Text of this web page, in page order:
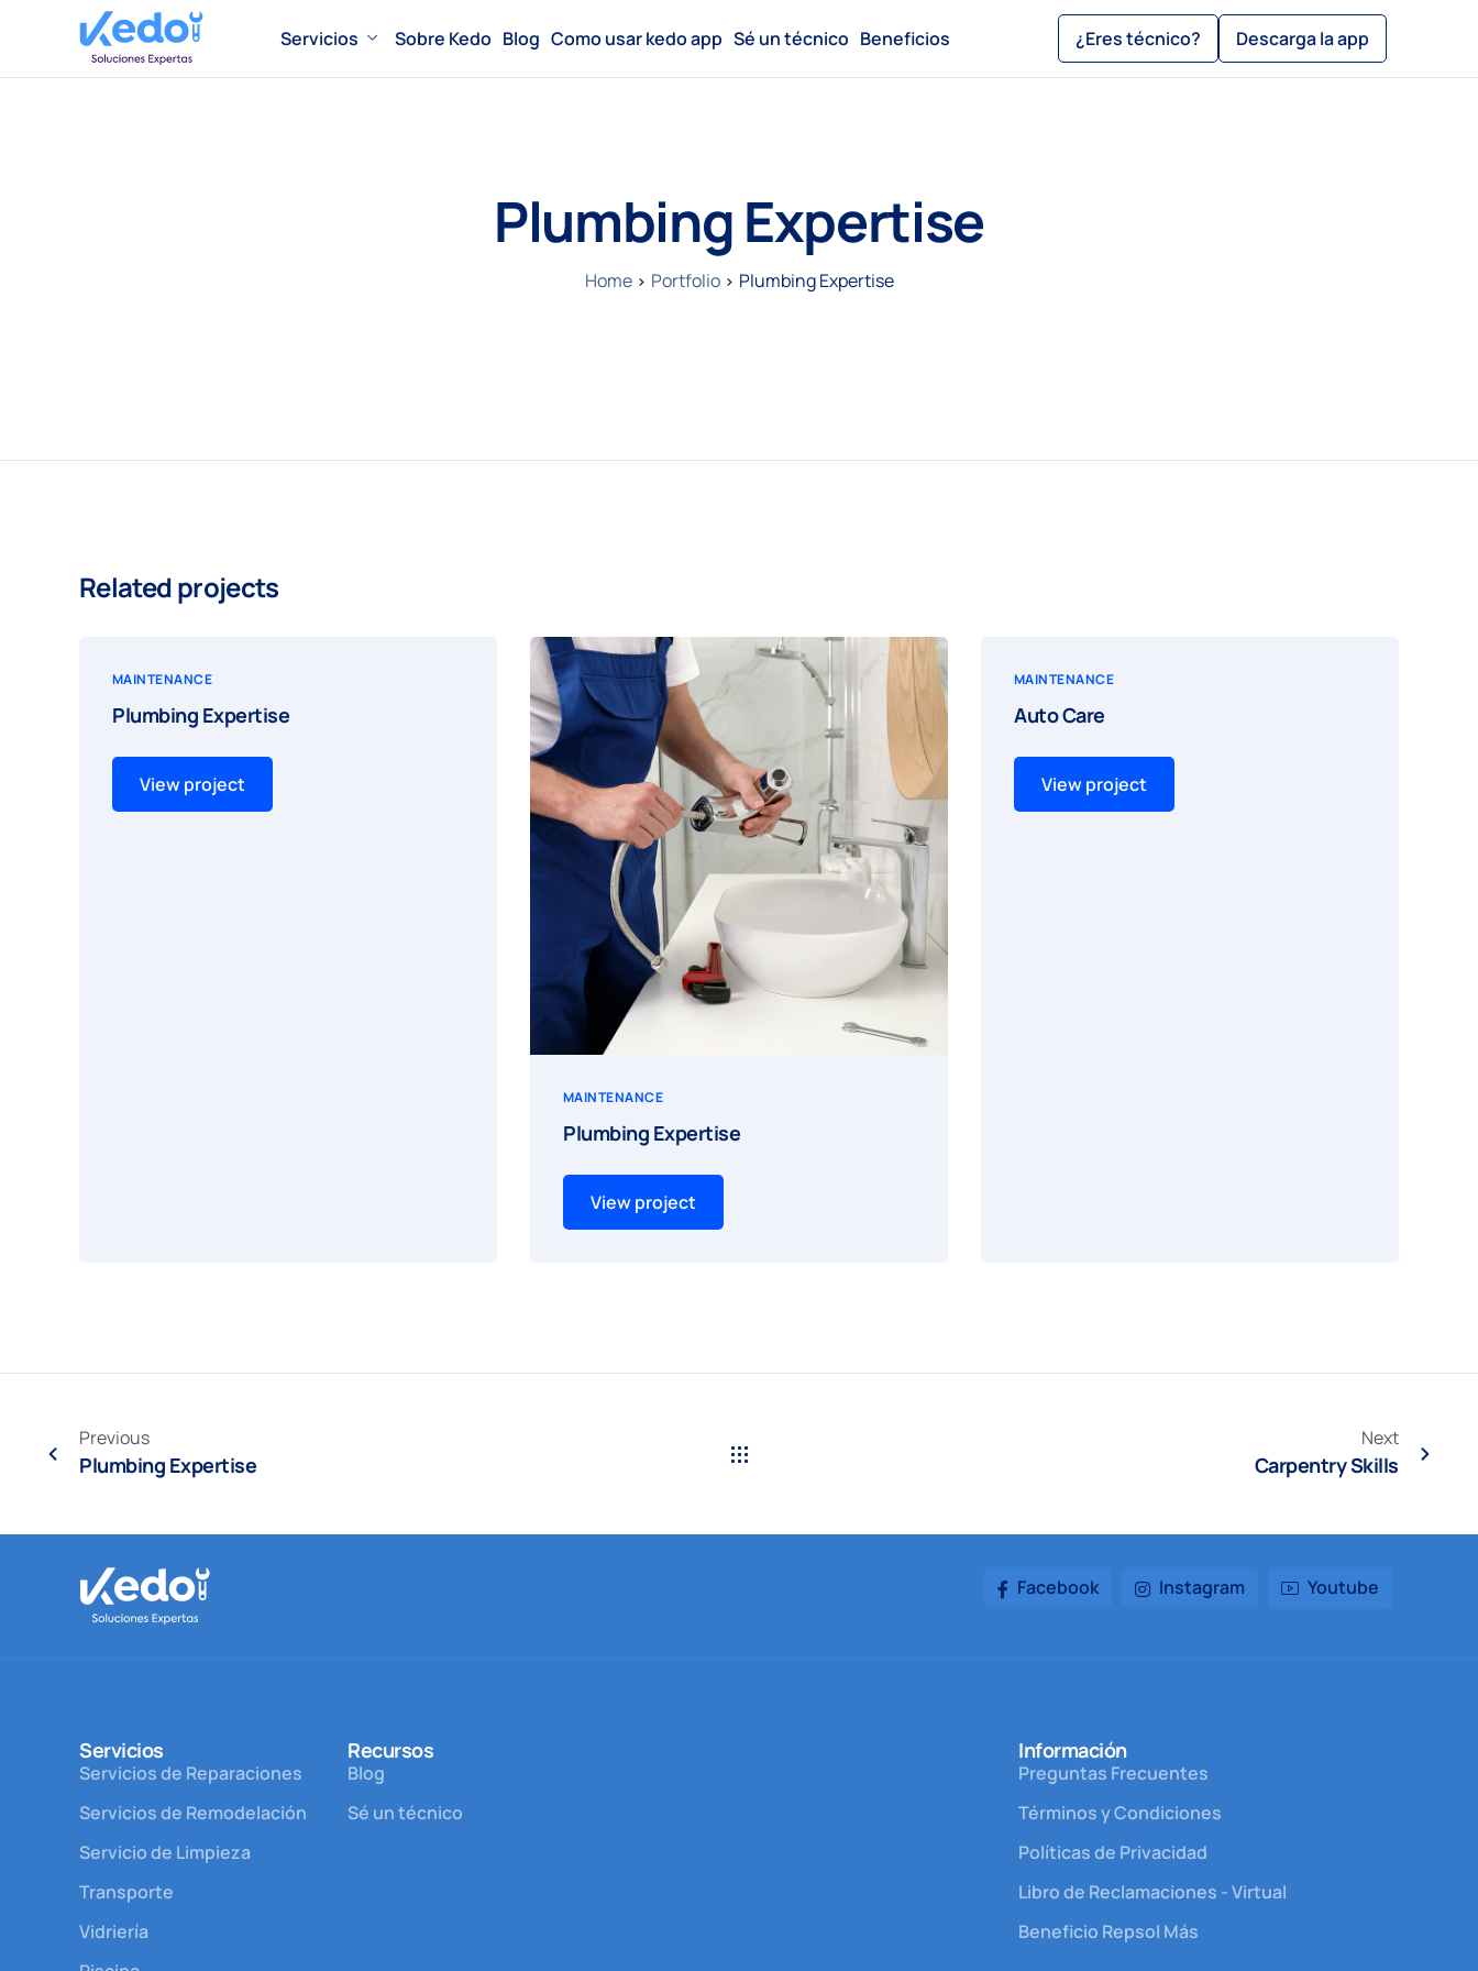
Servicios Sobre Kedo Blog Como usar kedo app Sé un técnico Beneficios ¿Eres técnico? Descarga la app
Plumbing Expertise
Home Portfolio Plumbing Expertise
Related projects
MAINTENANCE
Plumbing Expertise
View project
MAINTENANCE
Plumbing Expertise
View project
MAINTENANCE
Auto Care
View project
Previous
Plumbing Expertise
Next
Carpentry Skills
Facebook Instagram Youtube
Servicios
Servicios de Reparaciones
Servicios de Remodelación
Servicio de Limpieza
Transporte
Vidriería
Recursos
Blog
Sé un técnico
Información
Preguntas Frecuentes
Términos y Condiciones
Políticas de Privacidad
Libro de Reclamaciones - Virtual
Beneficio Repsol Más